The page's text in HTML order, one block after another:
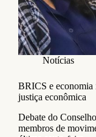
Notícias
BRICS e economia
justiça econômica
Debate do
membros de